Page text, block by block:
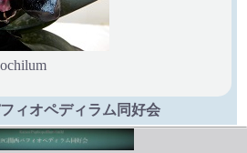
ィオペディラム同好会